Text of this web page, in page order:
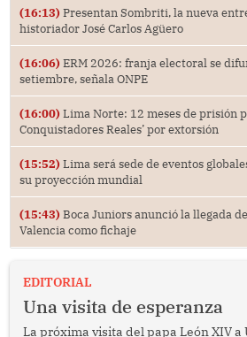
(16:13) Presentan Sombriti, la nueva
historiador José Carlos Agüero
(16:06) ERM 2026: franja electoral se
setiembre, señala ONPE
(16:00) Lima Norte: 12 meses de prisión
Conquistadores Reales’ por extorsión
(15:52) Lima será sede de eventos
su proyección mundial
(15:43) Boca Juniors anunció la llegada
Valencia como fichaje
EDITORIAL
Una visita de esperanza
La próxima visita del papa León XIV